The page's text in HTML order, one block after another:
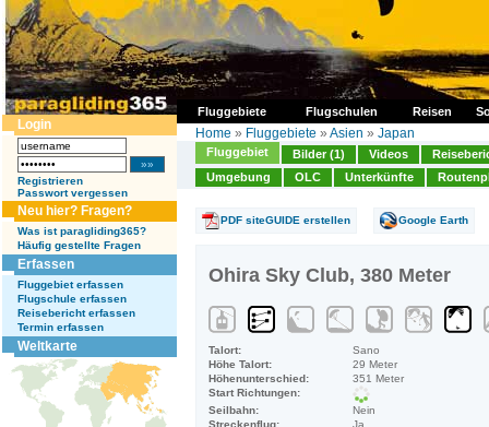
Fluggebiete Flugschulen Reisen
Login
Registrieren
Passwort vergessen
Neu hier? Fragen?
Was ist paragliding365?
Häufig gestellte Fragen
Erfassen
Fluggebiet erfassen
Flugschule erfassen
Reisebericht erfassen
Termin erfassen
Weltkarte
Home » Fluggebiete » Asien » Japan
Fluggebiet Bilder (1) Videos
Umgebung
OLC Unterkünfte
PDF siteGUIDE erstellen Google Earth
Ohira Sky Club, 380 Meter
Talort:
Sano
Höhe Talort:
29 Meter
Höhenunterschied:
351 Meter
Start Richtungen:
Seilbahn:
Nein
Streckenflug:
Ja